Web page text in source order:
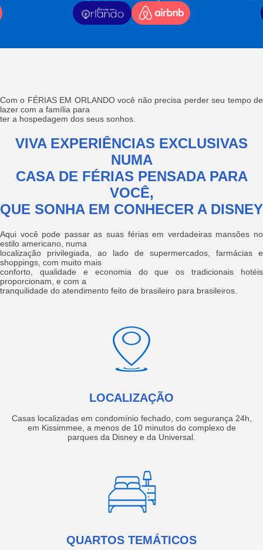
Com o FÉRIAS EM ORLANDO você não precisa perder seu tempo de
lazer com a família para
ter a hospedagem dos seus sonhos.
VIVA EXPERIÊNCIAS EXCLUSIVAS
NUMA
CASA DE FÉRIAS PENSADA PARA
VOCÊ,
QUE SONHA EM CONHECER A DISNEY
Aqui você pode passar as suas férias em verdadeiras mansões no
estilo americano, numa
localização privilegiada, ao lado de supermercados, farmácias e
shoppings, com muito mais
conforto, qualidade e economia do que os tradicionais hotéis
proporcionam, e com a
tranquilidade do atendimento feito de brasileiro para brasileiros.
LOCALIZAÇÃO
Casas localizadas em condomínio fechado, com segurança 24h,
em Kissimmee, a menos de 10 minutos do complexo de
parques da Disney e da Universal.
QUARTOS TEMÁTICOS